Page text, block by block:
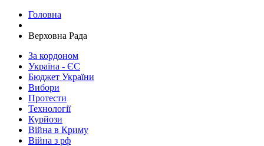
Головна
Верховна Рада
За кордоном
Україна - ЄС
Бюджет України
Вибори
Протести
Технології
Курйози
Війна в Криму
Війна з рф